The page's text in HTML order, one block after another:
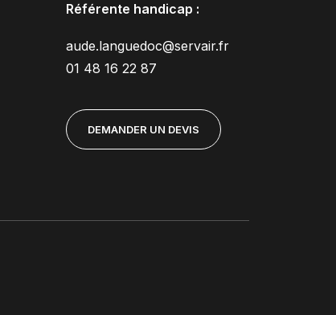
Référente handicap :
aude.languedoc@servair.fr
01 48 16 22 87
DEMANDER UN DEVIS